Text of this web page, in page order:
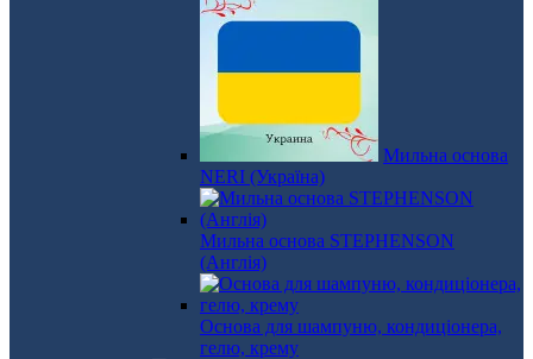
Мильна основа
NERI (Україна)
Мильна основа STEPHENSON
(Англія)
Основа для шампуню, кондиціонера,
гелю, крему